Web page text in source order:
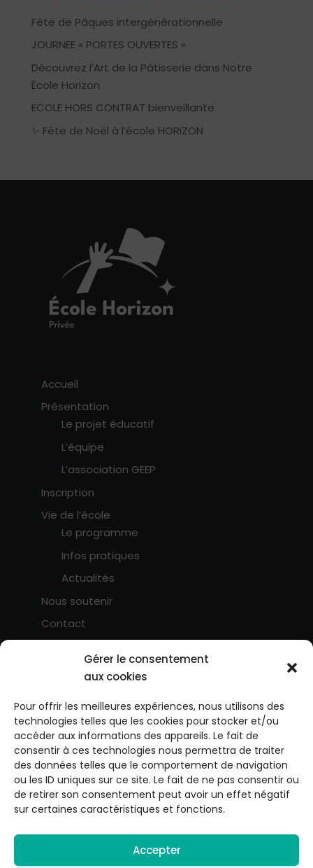
Gérer le consentement
aux cookies
Pour offrir les meilleures expériences, nous utilisons des
technologies telles que les cookies pour stocker et/ou
accéder aux informations des appareils. Le fait de
consentir à ces technologies nous permettra de traiter
des données telles que le comportement de navigation
ou les ID uniques sur ce site. Le fait de ne pas consentir ou
de retirer son consentement peut avoir un effet négatif
sur certaines caractéristiques et fonctions.
Accepter
Fête de Pâques intergénérationnelle
JOURNEE « PORTES OUVERTES »
Découvrez l’Art de la Pâtisserie dans Notre
École Horizon
ECOLE HORS CONTRAT bienveillante
✨ Fête de Noël à l’école HORIZON
Accueil
Présentation
Le projet éducatif
L’équipe
L’association GEEP
Inscription
Vie de l’école
Le programme
Infos pratiques
Actualités
Nous soutenir
Contact
Tél. 06 15 96 85 82
Adresse : 13 rue François Boulière, 33560
Sainte-Eulalie
Instagram